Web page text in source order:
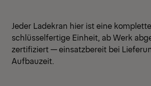
Jeder Ladekran hier ist eine
schlüsselfertige Einheit, ab Werk
zertifiziert — einsatzbereit bei
Aufbauzeit.